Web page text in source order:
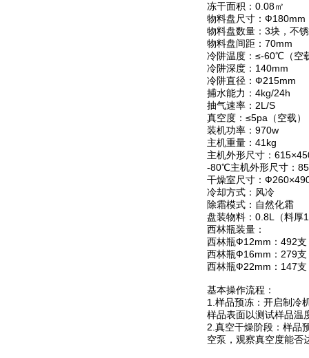
冻干面积：0.08㎡
物料盘尺寸：Ф180mm
物料盘数量：3块，不
物料盘间距：70mm
冷阱温度：≤-60℃（空
冷阱深度：140mm
冷阱直径：Ф215mm
捕水能力：4kg/24h
抽气速率：2L/S
真空度：≤5pa（空载）
装机功率：970w
主机重量：41kg
主机外形尺寸：
-80℃主机外形尺寸：
干燥室尺寸：
冷却方式：风冷
除霜模式：自然化霜
盘装物料：0.8L（料厚
西林瓶装量：
西林瓶Ф12mm：492支
西林瓶Ф16mm：279支
西林瓶Ф22mm：147支
基本操作流程：
1.样品预冻：开启制冷
样品表面以测试样品温
2.真空干燥阶段：样品
空泵，观察真空度能否